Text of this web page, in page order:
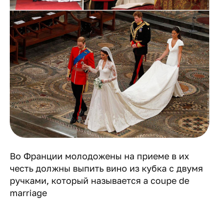
Во Франции молодожены на приеме в их
честь должны выпить вино из кубка с двумя
ручками, который называется a coupe de
marriage